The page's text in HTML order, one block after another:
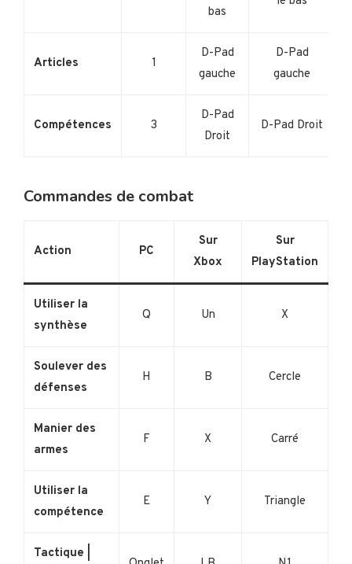
bas
Articles 1
D-Pad
gauche
D-Pad
gauche
Compétences 3
D-Pad
Droit
D-Pad Droit
Commandes de combat
Action PC
Sur
Xbox
Sur
PlayStation
Utiliser la
synthèse
Q Un X
Soulever des
défenses
H B Cercle
Manier des
armes
F X Carré
Utiliser la
compétence
E Y Triangle
Tactique |